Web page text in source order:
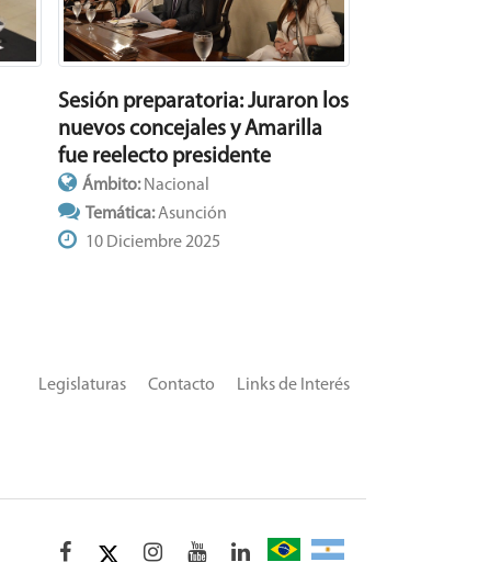
Sesión preparatoria: Juraron los
nuevos concejales y Amarilla
fue reelecto presidente
Ámbito:Nacional
Temática:Asunción
10 Diciembre 2025
Links de Interés
Contacto
Legislaturas